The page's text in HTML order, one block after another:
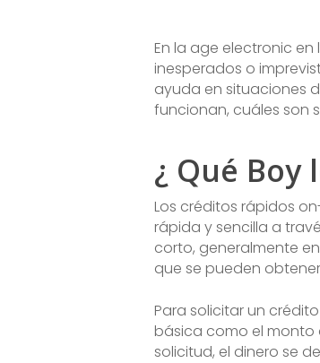
En la age electronic
inesperados o
ayuda en situaciones
funcionan, cuáles son
¿ Qué Boy
Los créditos rápidos
rápida y sencilla a
corto, generalmente
que se pueden
Para solicitar un
básica como el monto
solicitud, el dinero se